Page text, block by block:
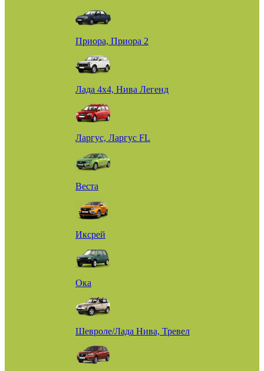
Приора, Приора 2
Лада 4х4, Нива Легенд
Ларгус, Ларгус FL
Веста
Иксрей
Ока
Шевроле/Лада Нива, Тревел